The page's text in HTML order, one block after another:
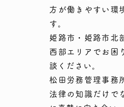
方が働きやすい環
す。
姫路市・姫路市北
西部エリアでお困
談ください。
松田労務管理事務
法律の知識だけで